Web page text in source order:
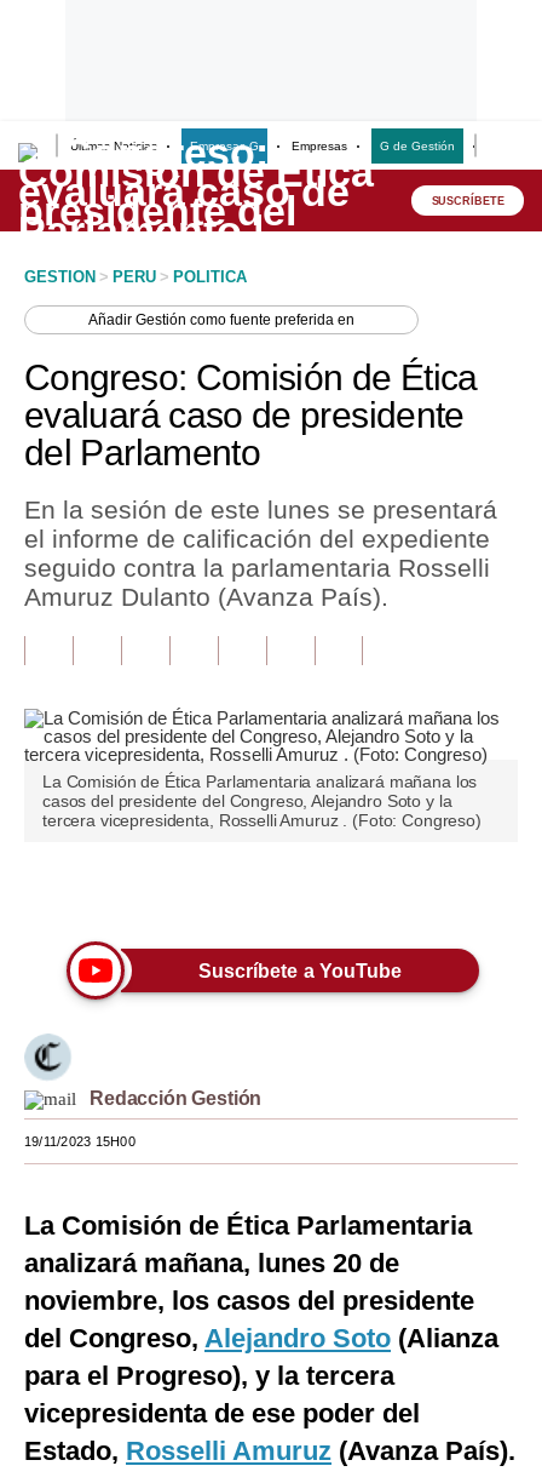
Últimas Noticias Empresas G Empresas G de Gestión
Lo último
Peru Quiosco
Economía
Mercados
Política
Tu Dinero
Finanzas Personales
Plus G
Opinión
Editorial
Tendencias
Viajes
Moda
Estilos
Mundo
EEUU
México
España
Internacional
Tecnología
SUSCRÍBETE
GESTION > PERU > POLITICA
AñadirGestión como fuente preferida en
Congreso: Comisión de Ética
evaluará caso de presidente
del Parlamento
En la sesión de este lunes se presentará
el informe de calificación del expediente
seguido contra la parlamentaria Rosselli
Amuruz Dulanto (Avanza País).
La Comisión de Ética Parlamentaria analizará mañana los
casos del presidente del Congreso, Alejandro Soto y la
tercera vicepresidenta, Rosselli Amuruz . (Foto: Congreso)
Suscríbete a YouTube
Redacción Gestión
19/11/2023 15H00
La Comisión de Ética Parlamentaria
analizará mañana, lunes 20 de
noviembre, los casos del presidente
del Congreso, Alejandro Soto (Alianza
para el Progreso), y la tercera
vicepresidenta de ese poder del
Estado, Rosselli Amuruz (Avanza País).